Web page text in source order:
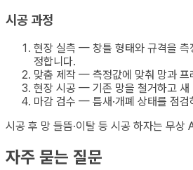
시공 과정
현장 실측 — 창틀 형태와 규격을 측
정합니다.
맞춤 제작 — 측정값에 맞춰 망과 프
현장 시공 — 기존 망을 철거하고 새
마감 검수 — 틈새·개폐 상태를 점검
시공 후 망 들뜸·이탈 등 시공 하자는 무상
자주 묻는 질문